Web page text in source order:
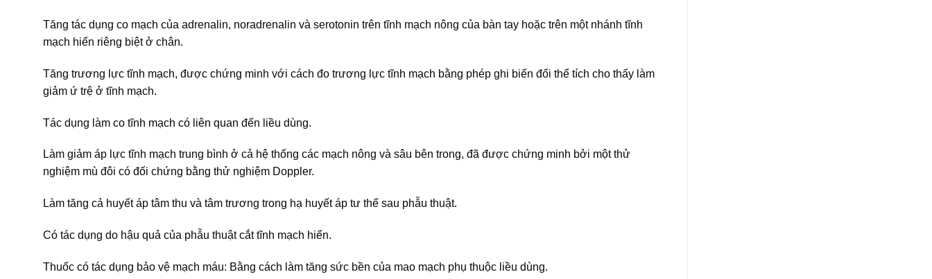
Tăng tác dụng co mạch của adrenalin, noradrenalin và serotonin trên tĩnh mạch nông của bàn tay hoặc trên một nhánh tĩnh
mạch hiển riêng biệt ở chân.
Tăng trương lực tĩnh mạch, được chứng minh với cách đo trương lực tĩnh mạch bằng phép ghi biến đổi thể tích cho thấy làm
giảm ứ trệ ở tĩnh mạch.
Tác dụng làm co tĩnh mạch có liên quan đến liều dùng.
Làm giảm áp lực tĩnh mạch trung bình ở cả hệ thống các mạch nông và sâu bên trong, đã được chứng minh bởi một thử
nghiệm mù đôi có đối chứng bằng thử nghiệm Doppler.
Làm tăng cả huyết áp tâm thu và tâm trương trong hạ huyết áp tư thế sau phẫu thuật.
Có tác dụng do hậu quả của phẫu thuật cắt tĩnh mạch hiển.
Thuốc có tác dụng bảo vệ mạch máu: Bằng cách làm tăng sức bền của mao mạch phụ thuộc liều dùng.